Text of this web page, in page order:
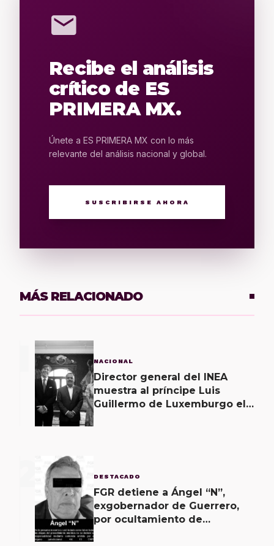
mail
Recibe el análisis
crítico de ES
PRIMERA MX.
Únete a ES PRIMERA MX con lo más
relevante del análisis nacional y global.
SUSCRIBIRSE AHORA
MÁS RELACIONADO
NACIONAL
Director general del INEA
muestra al príncipe Luis
Guillermo de Luxemburgo el
DESTACADO
FGR detiene a Ángel “N”,
exgobernador de Guerrero,
por ocultamiento de